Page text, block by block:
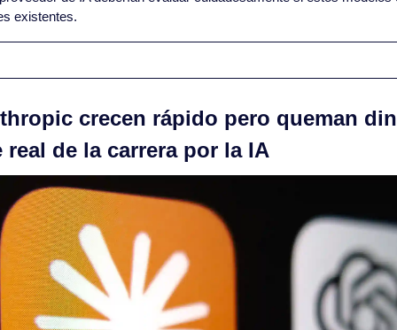
existentes.
crecen rápido pero queman
de la carrera por la IA